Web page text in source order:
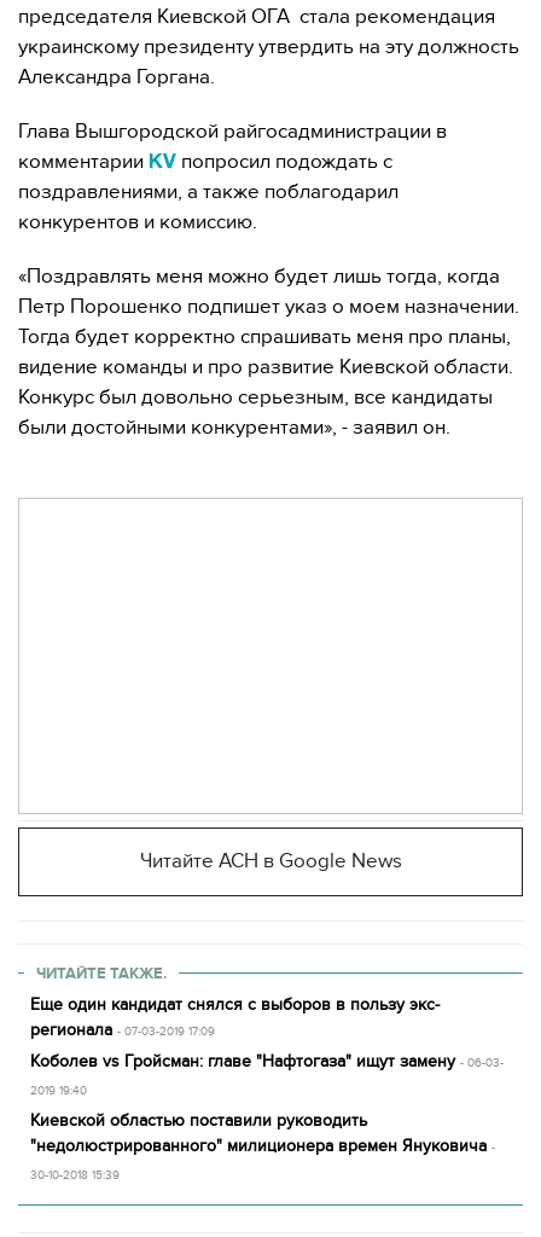
председателя Киевской ОГА стала рекомендация
украинскому президенту утвердить на эту должность
Александра Горгана.
Глава Вышгородской райгосадминистрации в
комментарии KV попросил подождать с
поздравлениями, а также поблагодарил
конкурентов и комиссию.
«Поздравлять меня можно будет лишь тогда, когда
Петр Порошенко подпишет указ о моем назначении.
Тогда будет корректно спрашивать меня про планы,
видение команды и про развитие Киевской области.
Конкурс был довольно серьезным, все кандидаты
были достойными конкурентами», - заявил он.
Читайте АСН в Google News
ЧИТАЙТЕ ТАКЖЕ.
Еще один кандидат снялся с выборов в пользу экс-
регионала - 07-03-2019 17:09
Коболев vs Гройсман: главе "Нафтогаза" ищут замену - 06-03-
2019 19:40
Киевской областью поставили руководить
"недолюстрированного" милиционера времен Януковича -
30-10-2018 15:39